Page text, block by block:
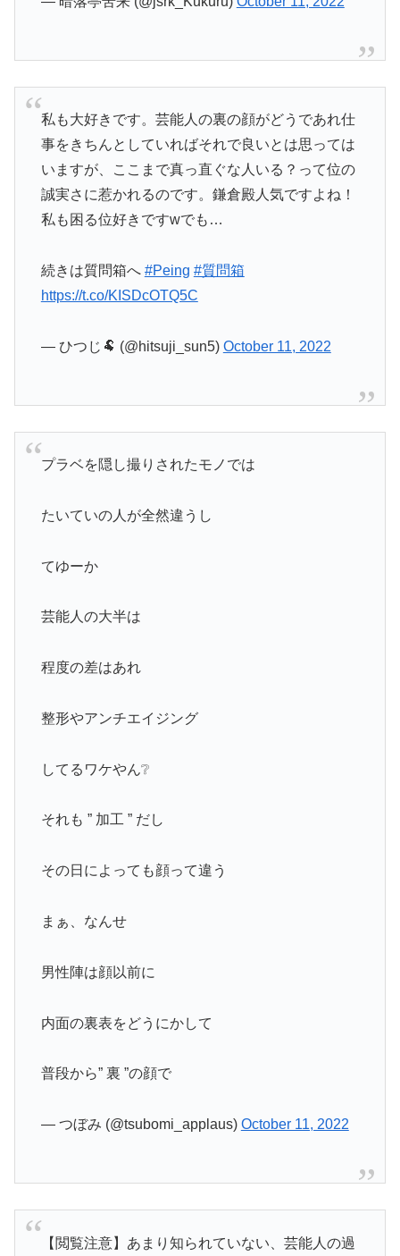
私も大好きです。芸能人の裏の顔がどうであれ仕
事をきちんとしていればそれで良いとは思っては
いますが、ここまで真っ直ぐな人いる？って位の
誠実さに惹かれるのです。鎌倉殿人気ですよね！
私も困る位好きですwでも…
続きは質問箱へ #Peing #質問箱
https://t.co/KISDcOTQ5C
— ひつじ🐏 (@hitsuji_sun5) October 11, 2022
プラベを隠し撮りされたモノでは
たいていの人が全然違うし
てゆーか
芸能人の大半は
程度の差はあれ
整形やアンチエイジング
してるワケやん❔
それも ” 加工 ” だし
その日によっても顔って違う
まぁ、なんせ
男性陣は顔以前に
内面の裏表をどうにかして
普段から” 裏 ”の顔で
— つぼみ (@tsubomi_applaus) October 11, 2022
【閲覧注意】あまり知られていない、芸能人の過